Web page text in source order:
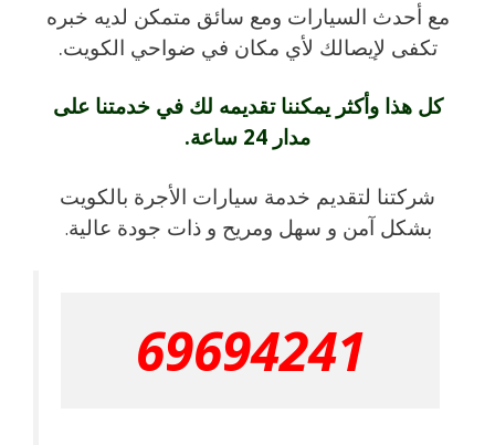
مع أحدث السيارات ومع سائق متمكن لديه خبره
تكفى لإيصالك لأي مكان في ضواحي الكويت.
كل هذا وأكثر يمكننا تقديمه لك في خدمتنا على
مدار 24 ساعة.
شركتنا لتقديم خدمة سيارات الأجرة بالكويت
بشكل آمن و سهل ومريح و ذات جودة عالية.
69694241